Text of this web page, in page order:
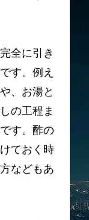
全に引き
す。例え
、お湯と
の工程ま
す。酢の
ておく時
などもあ